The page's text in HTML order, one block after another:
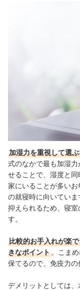
加湿力を重視して選
式のなかで最も加湿
せることで、湿度と
家にいることが多い
の就寝時に向いてい
抑えられるため、寝
す。
比較的お手入れが楽
きなポイント 。こま
保てるので、免疫力の
デメリットとしては